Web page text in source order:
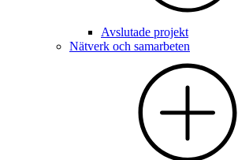
Avslutade projekt
Nätverk och samarbeten